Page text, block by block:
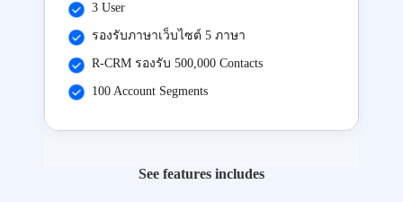
3 User
รองรับภาษาเว็บไซต์ 5 ภาษา
R-CRM รองรับ 500,000 Contacts
100 Account Segments
See features includes